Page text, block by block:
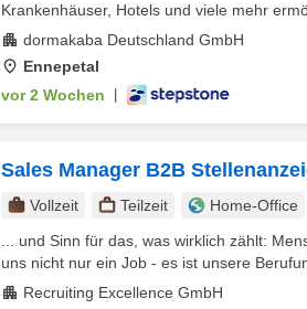
Krankenhäuser, Hotels und viele mehr
dormakaba Deutschland GmbH
Ennepetal
vor 2 Wochen
Sales Manager B2B
Vollzeit Teilzeit
Home-Office
... und Sinn für das, was wirklich zählt:
uns nicht nur ein Job - es ist unsere
Recruiting Excellence GmbH